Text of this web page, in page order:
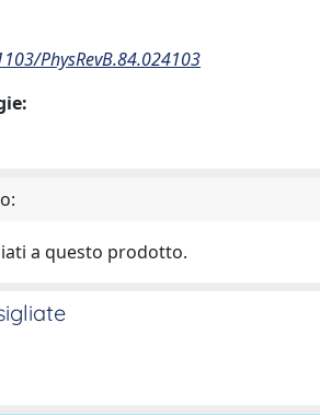
PhysRevB.84.024103
a questo prodotto.